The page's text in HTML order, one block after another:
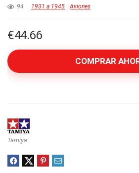
94 1931 a 1945 Aviones
€44.66
COMPRAR
Tamiya